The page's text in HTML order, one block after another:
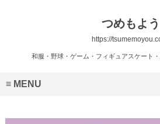
つめもよう
https://
和服・野球・ゲーム・フィギュアスケート
MENU